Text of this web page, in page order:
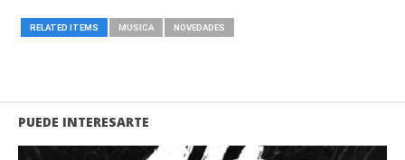
RELATED ITEMS MUSICA NOVEDADES
PUEDE INTERESARTE